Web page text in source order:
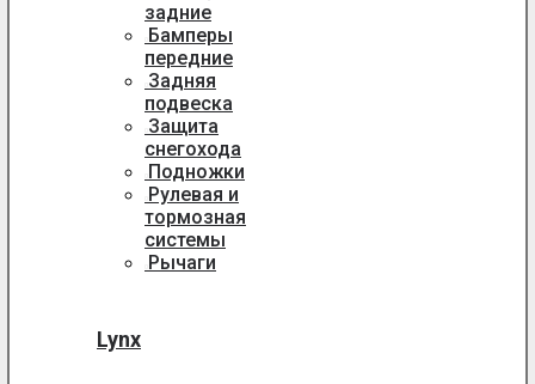
задние
Бамперы
передние
Задняя
подвеска
Защита
снегохода
Подножки
Рулевая и
тормозная
системы
Рычаги
Lynx